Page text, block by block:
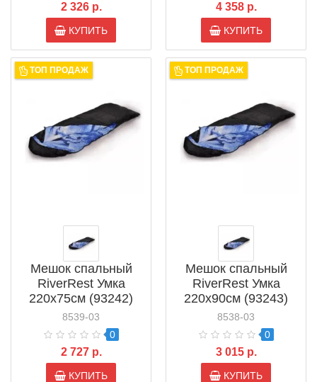
2 326 р.
КУПИТЬ
4 358 р.
КУПИТЬ
ТОП ПРОДАЖ
Мешок спальный
RiverRest Умка
220х75см (93242)
8539-03
0
2 727 р.
КУПИТЬ
ТОП ПРОДАЖ
Мешок спальный
RiverRest Умка
220х90см (93243)
8538-03
0
3 015 р.
КУПИТЬ